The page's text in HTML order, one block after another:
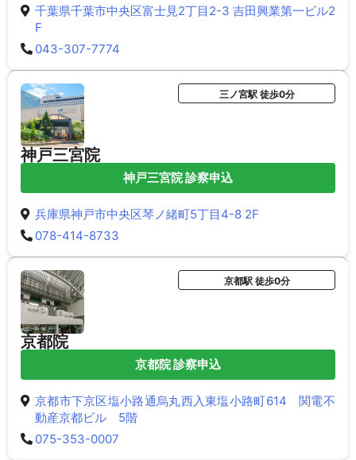
千葉県千葉市中央区富士見2丁目2-3 吉田興業第一ビル2
F
043-307-7774
神戸三宮院
三ノ宮駅 徒歩0分
神戸三宮院 診察申込
兵庫県神戸市中央区琴ノ緒町5丁目4-8 2F
078-414-8733
京都院
京都駅 徒歩0分
京都院 診察申込
京都市下京区塩小路通烏丸西入東塩小路町614 関電不
動産京都ビル 5階
075-353-0007